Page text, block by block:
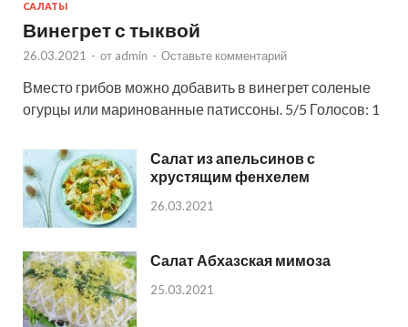
САЛАТЫ
Винегрет с тыквой
26.03.2021 - от admin - Оставьте комментарий
Вместо грибов можно добавить в винегрет соленые
огурцы или маринованные патиссоны. 5/5 Голосов: 1
Салат из апельсинов с
хрустящим фенхелем
26.03.2021
Салат Абхазская мимоза
25.03.2021